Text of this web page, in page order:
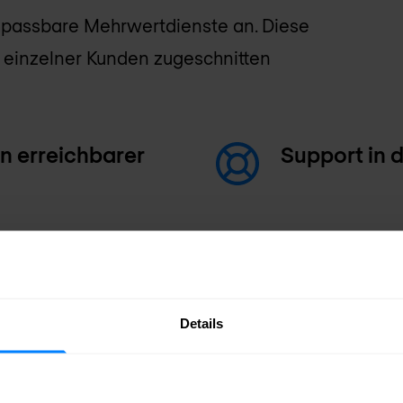
Details
Mehrwertdienste an. Diese
Kunden zugeschnitten
erreichbarer
Support in
Multi-
und